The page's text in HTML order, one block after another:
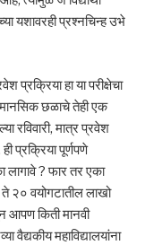
यशावरही प्रश्नचिन्ह उभे
प्रक्रिया हा या परीक्षेचा
मानसिक छळाचे तेही एक
रविवारी, मात्र प्रवेश
प्रक्रिया पूर्णपणे
लागावे ? फार तर एका
ते २० वयोगटातील लाखो
आपण किती मानवी
वैद्यकीय महाविद्यालयांना